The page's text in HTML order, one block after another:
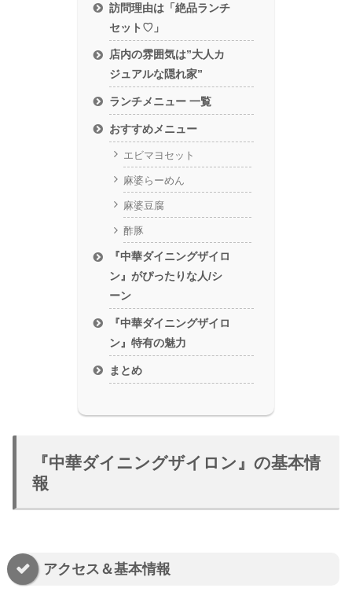
訪問理由は「絶品ランチ
セット♡」
店内の雰囲気は”大人カ
ジュアルな隠れ家”
ランチメニュー 一覧
おすすめメニュー
エビマヨセット
麻婆らーめん
麻婆豆腐
酢豚
『中華ダイニングザイロ
ン』がぴったりな人/シ
ーン
『中華ダイニングザイロ
ン』特有の魅力
まとめ
『中華ダイニングザイロン』の基本情
報
アクセス＆基本情報